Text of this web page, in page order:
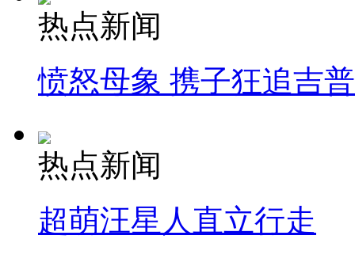
热点新闻
愤怒母象 携子狂追吉
热点新闻
超萌汪星人直立行走